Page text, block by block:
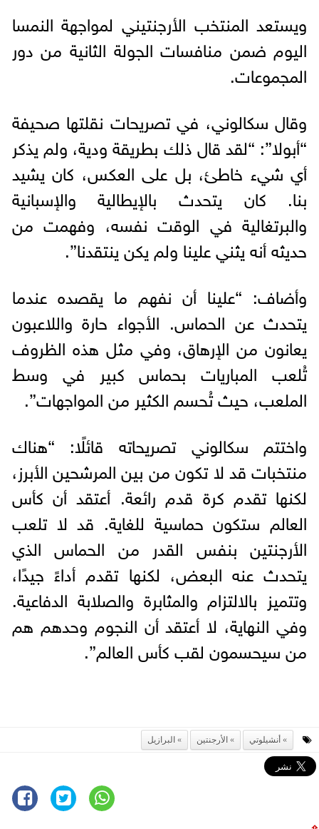
ويستعد المنتخب الأرجنتيني لمواجهة النمسا
اليوم ضمن منافسات الجولة الثانية من دور
المجموعات.
وقال سكالوني، في تصريحات نقلتها صحيفة
“أبولا”: “لقد قال ذلك بطريقة ودية، ولم يذكر
أي شيء خاطئ، بل على العكس، كان يشيد
بنا. كان يتحدث بالإيطالية والإسبانية
والبرتغالية في الوقت نفسه، وفهمت من
حديثه أنه يثني علينا ولم يكن ينتقدنا”.
وأضاف: “علينا أن نفهم ما يقصده عندما
يتحدث عن الحماس. الأجواء حارة واللاعبون
يعانون من الإرهاق، وفي مثل هذه الظروف
تُلعب المباريات بحماس كبير في وسط
الملعب، حيث تُحسم الكثير من المواجهات”.
واختتم سكالوني تصريحاته قائلًا: “هناك
منتخبات قد لا تكون من بين المرشحين الأبرز،
لكنها تقدم كرة قدم رائعة. أعتقد أن كأس
العالم ستكون حماسية للغاية. قد لا تلعب
الأرجنتين بنفس القدر من الحماس الذي
يتحدث عنه البعض، لكنها تقدم أداءً جيدًا،
وتتميز بالالتزام والمثابرة والصلابة الدفاعية.
وفي النهاية، لا أعتقد أن النجوم وحدهم هم
من سيحسمون لقب كأس العالم”.
أنشيلوتي الأرجنتين البرازيل